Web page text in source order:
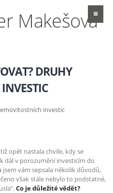
DRUHY
opět nastala chvíle, kdy se
dál v porozumění investicím do
jsem vám sepsala několik důvodů,
však stále nebylo to podstatné,
Co je důležité vědět?